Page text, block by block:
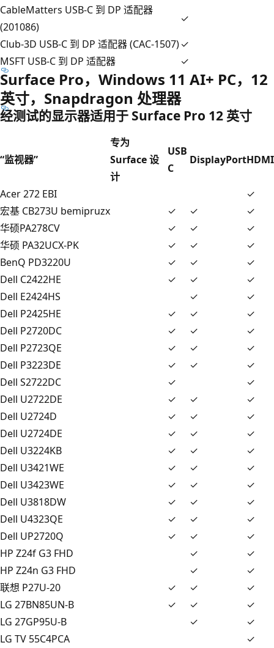
CableMatters USB-C 到 DP 适配器
(201086)
✓
Club-3D USB-C 到 DP 适配器 (CAC-1507)✓
MSFT USB-C 到 DP 适配器
✓
Surface Pro，Windows 11 AI+ PC，12
英寸，Snapdragon 处理器
经测试的显示器适用于 Surface Pro 12 英寸
“监视器”
专为
Surface 设
计
USB
C
DisplayPortHDMI
Acer 272 EBI
✓
宏基 CB273U bemipruzx
✓ ✓
✓
华硕PA278CV
✓ ✓
✓
华硕 PA32UCX-PK
✓ ✓
✓
BenQ PD3220U
✓ ✓
✓
Dell C2422HE
✓ ✓
✓
Dell E2424HS
✓
✓
Dell P2425HE
✓ ✓
✓
Dell P2720DC
✓ ✓
✓
Dell P2723QE
✓ ✓
✓
Dell P3223DE
✓ ✓
✓
Dell S2722DC
✓
✓
Dell U2722DE
✓ ✓
✓
Dell U2724D
✓ ✓
✓
Dell U2724DE
✓ ✓
✓
Dell U3224KB
✓ ✓
✓
Dell U3421WE
✓ ✓
✓
Dell U3423WE
✓ ✓
✓
Dell U3818DW
✓ ✓
✓
Dell U4323QE
✓ ✓
✓
Dell UP2720Q
✓ ✓
✓
HP Z24f G3 FHD
✓
✓
HP Z24n G3 FHD
✓
✓
联想 P27U-20
✓ ✓
✓
LG 27BN85UN-B
✓ ✓
✓
LG 27GP95U-B
✓
✓
LG TV 55C4PCA
✓